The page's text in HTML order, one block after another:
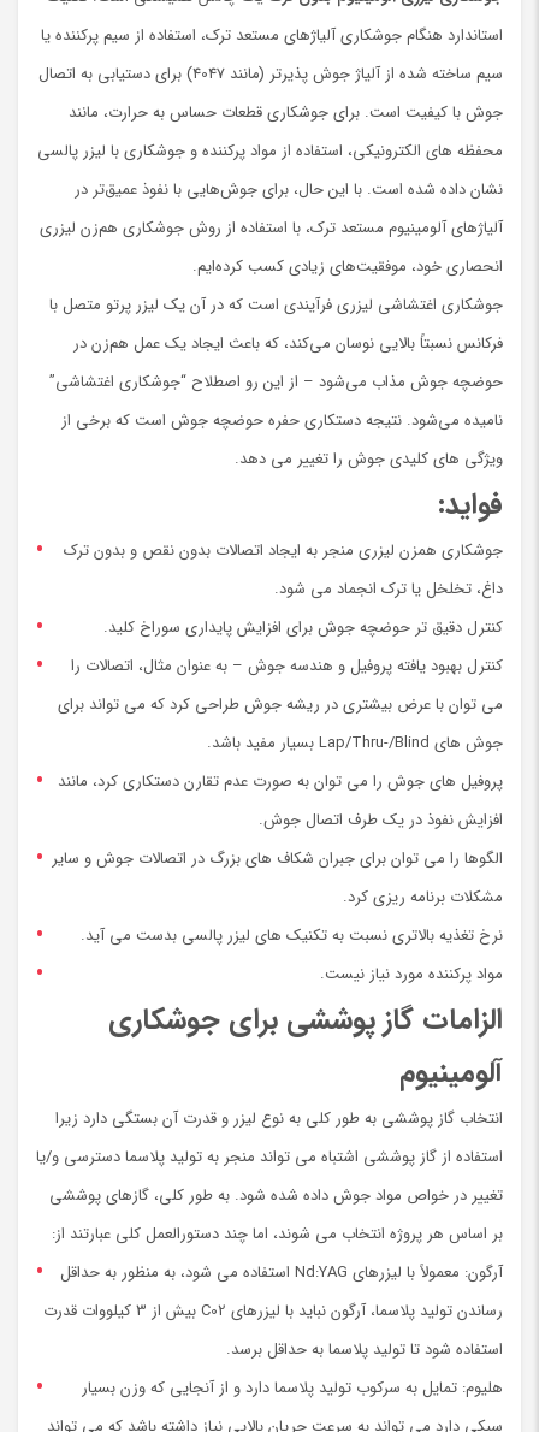
استاندارد هنگام جوشکاری آلیاژهای مستعد ترک، استفاده از سیم پرکننده یا
سیم ساخته شده از آلیاژ جوش پذیرتر (مانند 4047) برای دستیابی به اتصال
جوش با کیفیت است. برای جوشکاری قطعات حساس به حرارت، مانند
محفظه های الکترونیکی، استفاده از مواد پرکننده و جوشکاری با لیزر پالسی
نشان داده شده است. با این حال، برای جوش‌هایی با نفوذ عمیق‌تر در
آلیاژهای آلومینیوم مستعد ترک، با استفاده از روش جوشکاری هم‌زن لیزری
انحصاری خود، موفقیت‌های زیادی کسب کرده‌ایم.
جوشکاری اغتشاشی لیزری فرآیندی است که در آن یک لیزر پرتو متصل با
فرکانس نسبتاً بالایی نوسان می‌کند، که باعث ایجاد یک عمل هم‌زن در
حوضچه جوش مذاب می‌شود – از این رو اصطلاح “جوشکاری اغتشاشی”
نامیده می‌شود. نتیجه دستکاری حفره حوضچه جوش است که برخی از
ویژگی های کلیدی جوش را تغییر می دهد.
فواید:
جوشکاری همزن لیزری منجر به ایجاد اتصالات بدون نقص و بدون ترک
داغ، تخلخل یا ترک انجماد می شود.
کنترل دقیق تر حوضچه جوش برای افزایش پایداری سوراخ کلید.
کنترل بهبود یافته پروفیل و هندسه جوش – به عنوان مثال، اتصالات را
می توان با عرض بیشتری در ریشه جوش طراحی کرد که می تواند برای
جوش های Lap/Thru-/Blind بسیار مفید باشد.
پروفیل های جوش را می توان به صورت عدم تقارن دستکاری کرد، مانند
افزایش نفوذ در یک طرف اتصال جوش.
الگوها را می توان برای جبران شکاف های بزرگ در اتصالات جوش و سایر
مشکلات برنامه ریزی کرد.
نرخ تغذیه بالاتری نسبت به تکنیک های لیزر پالسی بدست می آید.
مواد پرکننده مورد نیاز نیست.
الزامات گاز پوششی برای جوشکاری
آلومینیوم
انتخاب گاز پوششی به طور کلی به نوع لیزر و قدرت آن بستگی دارد زیرا
استفاده از گاز پوششی اشتباه می تواند منجر به تولید پلاسما دسترسی و/یا
تغییر در خواص مواد جوش داده شده شود. به طور کلی، گازهای پوششی
بر اساس هر پروژه انتخاب می شوند، اما چند دستورالعمل کلی عبارتند از:
آرگون: معمولاً با لیزرهای Nd:YAG استفاده می شود، به منظور به حداقل
رساندن تولید پلاسما، آرگون نباید با لیزرهای C02 بیش از 3 کیلووات قدرت
استفاده شود تا تولید پلاسما به حداقل برسد.
هلیوم: تمایل به سرکوب تولید پلاسما دارد و از آنجایی که وزن بسیار
سبکی دارد می تواند به سرعت جریان بالایی نیاز داشته باشد که می تواند